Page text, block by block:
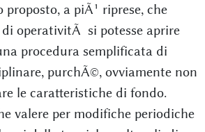
proposto, a piÃ¹ riprese, che
operativitÃ si potesse aprire
procedura semplificata di
purchÃ©, ovviamente non
le caratteristiche di fondo.
valere per modifiche periodiche